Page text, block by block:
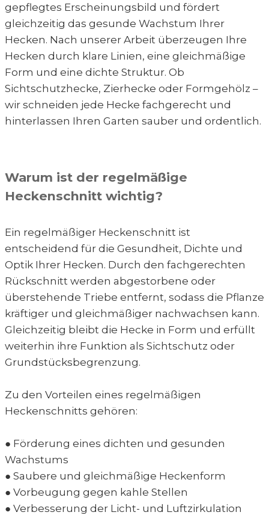
gepflegtes Erscheinungsbild und fördert
gleichzeitig das gesunde Wachstum Ihrer
Hecken. Nach unserer Arbeit überzeugen Ihre
Hecken durch klare Linien, eine gleichmäßige
Form und eine dichte Struktur. Ob
Sichtschutzhecke, Zierhecke oder Formgehölz –
wir schneiden jede Hecke fachgerecht und
hinterlassen Ihren Garten sauber und ordentlich.
Warum ist der regelmäßige
Heckenschnitt wichtig?
Ein regelmäßiger Heckenschnitt ist
entscheidend für die Gesundheit, Dichte und
Optik Ihrer Hecken. Durch den fachgerechten
Rückschnitt werden abgestorbene oder
überstehende Triebe entfernt, sodass die Pflanze
kräftiger und gleichmäßiger nachwachsen kann.
Gleichzeitig bleibt die Hecke in Form und erfüllt
weiterhin ihre Funktion als Sichtschutz oder
Grundstücksbegrenzung.
Zu den Vorteilen eines regelmäßigen
Heckenschnitts gehören:
● Förderung eines dichten und gesunden
Wachstums
● Saubere und gleichmäßige Heckenform
● Vorbeugung gegen kahle Stellen
● Verbesserung der Licht- und Luftzirkulation